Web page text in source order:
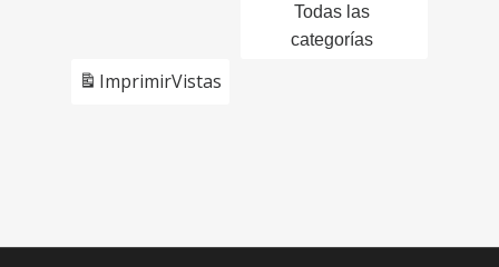
Todas las
categorías
ImprimirVistas